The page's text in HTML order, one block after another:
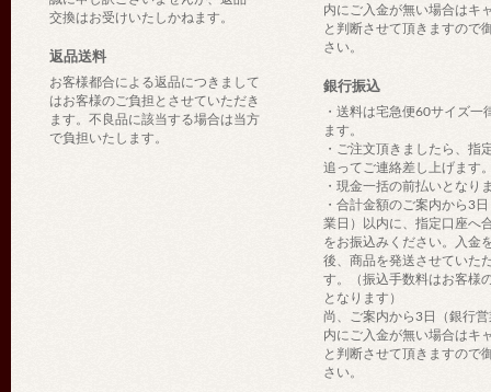
交換はお受けいたしかねます。
返品送料
お客様都合による返品につきまして
はお客様のご負担とさせていただき
ます。不良品に該当する場合は当方
で負担いたします。
内にご入金が無い場合はキ
と判断させて頂きますので
さい。
銀行振込
・送料は宅急便60サイズ一
ます。
・ご注文頂きましたら、指
追ってご連絡差し上げます
・現金一括の前払いとなり
・合計金額のご案内から3
業日）以内に、指定口座へ
をお振込みください。入金
後、商品を発送させていた
す。（振込手数料はお客様
となります）
尚、ご案内から3日（銀行
内にご入金が無い場合はキ
と判断させて頂きますので
さい。